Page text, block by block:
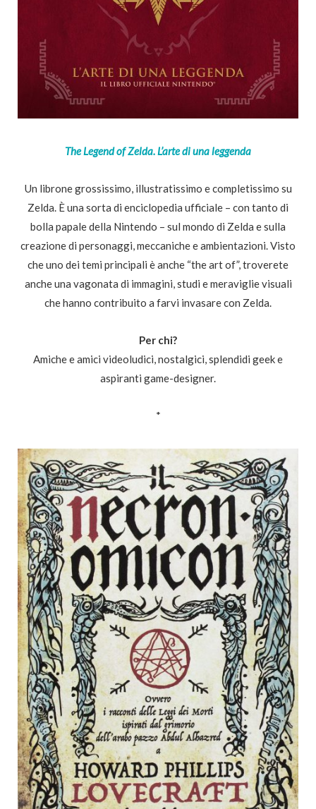
The Legend of Zelda. L’arte di una leggenda
Un librone grossissimo, illustratissimo e completissimo su
Zelda. È una sorta di enciclopedia ufficiale – con tanto di
bolla papale della Nintendo – sul mondo di Zelda e sulla
creazione di personaggi, meccaniche e ambientazioni. Visto
che uno dei temi principali è anche “the art of”, troverete
anche una vagonata di immagini, studi e meraviglie visuali
che hanno contribuito a farvi invasare con Zelda.
Per chi?
Amiche e amici videoludici, nostalgici, splendidi geek e
aspiranti game-designer.
*